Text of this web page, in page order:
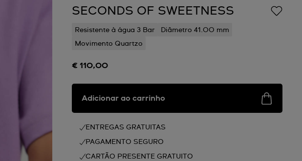
SECONDS OF SWEETNESS
Resistente à água 3 Bar
Diâmetro 41.00 mm
Movimento Quartzo
€ 110,00
Adicionar ao carrinho
ENTREGAS GRATUITAS
PAGAMENTO SEGURO
CARTÃO PRESENTE GRATUITO